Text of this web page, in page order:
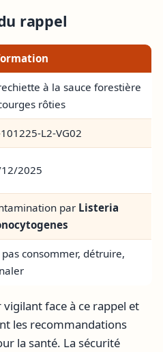
rappel
à la sauce forestière
rôties
L2-VG02
2025
par Listeria
consommer, détruire,
face à ce rappel et
les recommandations
la santé. La sécurité